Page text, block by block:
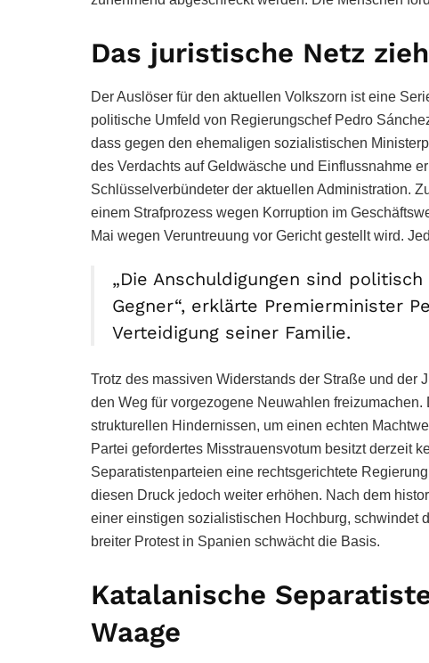
Das juristische Netz
Der Auslöser für den aktuellen Volkszorn ist eine
politische Umfeld von Regierungschef Pedro
dass gegen den ehemaligen sozialistischen
des Verdachts auf Geldwäsche und Einflussnahme
Schlüsselverbündeter der aktuellen Administration.
einem Strafprozess wegen Korruption im
Mai wegen Veruntreuung vor Gericht gestellt wird.
„Die Anschuldigungen sind
Gegner“, erklärte Premierminister
Verteidigung seiner Familie.
Trotz des massiven Widerstands der Straße und der
den Weg für vorgezogene Neuwahlen
strukturellen Hindernissen, um einen echten
Partei gefordertes Misstrauensvotum besitzt derzeit
Separatistenparteien eine rechtsgerichtete
diesen Druck jedoch weiter erhöhen. Nach dem
einer einstigen sozialistischen Hochburg, schwindet
breiter Protest in Spanien schwächt die Basis.
Katalanische
Waage